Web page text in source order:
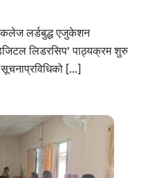
कलेज लर्डबुद्ध एजुकेशन
लिडरसिप’ पाठ्यक्रम शुरु
[…]